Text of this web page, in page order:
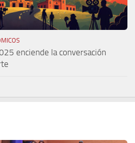
enciende la conversación